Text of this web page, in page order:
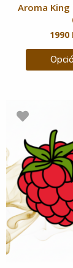
Aroma King
1990